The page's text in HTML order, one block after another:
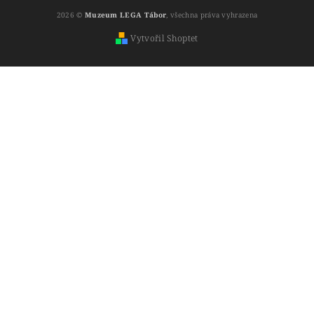
2026 © Muzeum LEGA Tábor , všechna práva vyhrazena
Vytvořil Shoptet